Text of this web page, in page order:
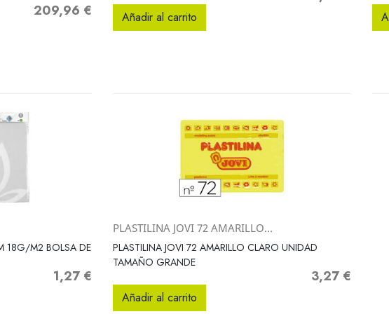
Precio
209,96 € Añadir al carrito
18G/M2 BOLSA DE
Precio
1,27 €
 Vista rápida
PLASTILINA JOVI 72 AMARILLO...
PLASTILINA JOVI 72 AMARILLO CLARO UNIDAD
TAMAÑO GRANDE
Precio
3,27 €
Añadir al carrito